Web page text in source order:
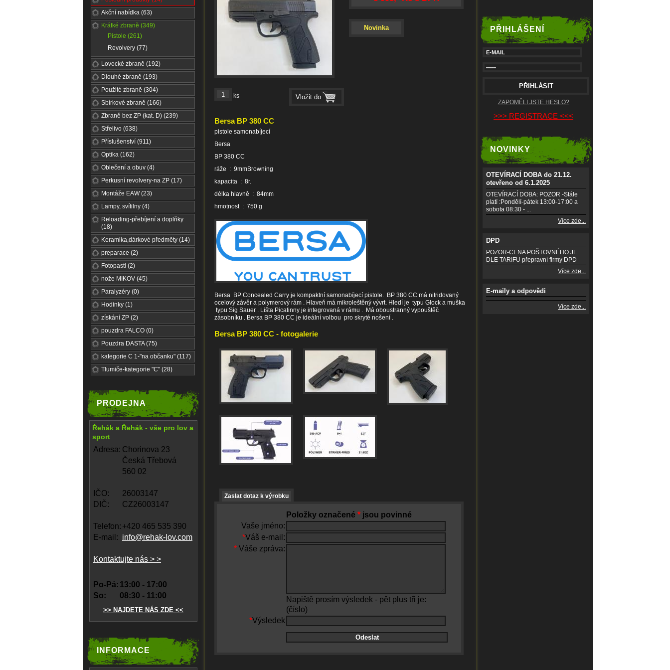
Akční nabídka (63)
Krátké zbraně (349)
Pistole (261)
Revolvery (77)
Lovecké zbraně (192)
Dlouhé zbraně (193)
Použité zbraně (304)
Sbírkové zbraně (166)
Zbraně bez ZP (kat. D) (239)
Střelivo (638)
Příslušenství (911)
Optika (162)
Oblečení a obuv (4)
Perkusní revolvery-na ZP (17)
Montáže EAW (23)
Lampy, svítilny (4)
Reloading-přebíjení a doplňky
(18)
Keramika,dárkové předměty (14)
preparace (2)
Fotopasti (2)
nože MIKOV (45)
Paralyzéry (0)
Hodinky (1)
získání ZP (2)
pouzdra FALCO (0)
Pouzdra DASTA (75)
kategorie C 1-"na občanku" (117)
Tlumiče-kategorie "C" (28)
PRODEJNA
Řehák a Řehák - vše pro lov a
sport
Adresa: Chorinova 23
Česká Třebová
560 02
IČO:
26003147
DIČ:
CZ26003147
Telefon: +420 465 535 390
E-mail: info@rehak-lov.com
Kontaktujte nás > >
Po-Pá: 13:00 - 17:00
So:
08:30 - 11:00
>> NAJDETE NÁS ZDE <<
INFORMACE
ks
Novinka
Bersa BP 380 CC
pistole samonabíjecí
Bersa
BP 380 CC
ráže : 9mmBrowning
kapacita : 8r.
délka hlavně : 84mm
hmotnost : 750 g
Bersa BP Concealed Carry je kompaktní samonabíjecí pistole. BP 380 CC má nitridovaný
ocelový závěr a polymerový rám . Hlaveň má mikroleštěný vývrt. Hledí je typu Glock a muška
typu Sig Sauer . Lišta Picatinny je integrovaná v rámu . Má oboustranný vypouštěč
zásobníku . Bersa BP 380 CC je ideální volbou pro skryté nošení .
Bersa BP 380 CC - fotogalerie
Zaslat dotaz k výrobku
Položky označené * jsou povinné
Vaše jméno:
*Váš e-mail:
* Váše zpráva:
Napiště prosím výsledek - pět plus tři je:
(číslo)
*Výsledek
PŘIHLÁŠENÍ
ZAPOMĚLI JSTE HESLO?
>>> REGISTRACE <<<
NOVINKY
OTEVÍRACÍ DOBA do 21.12.
otevřeno od 6.1.2025
OTEVÍRACÍ DOBA: POZOR -Stále
platí :Pondělí-pátek 13:00-17:00 a
sobota 08:30 - ...
Více zde...
DPD
POZOR-CENA POŠTOVNÉHO JE
DLE TARIFU přepravní firmy DPD
Více zde...
E-maily a odpovědi
Více zde...